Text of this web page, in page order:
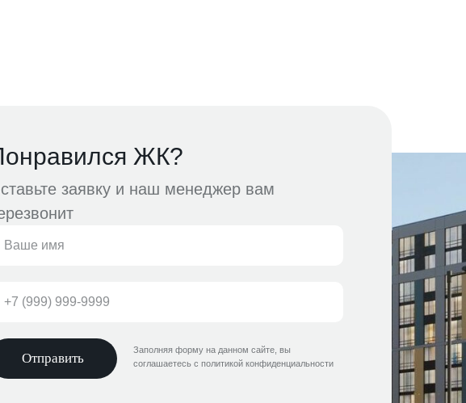
Отправить
заявку и наш менеджер вам
ЖК?
Заполняя форму на данном сайте, вы
соглашаетесь с политикой конфиденциальности